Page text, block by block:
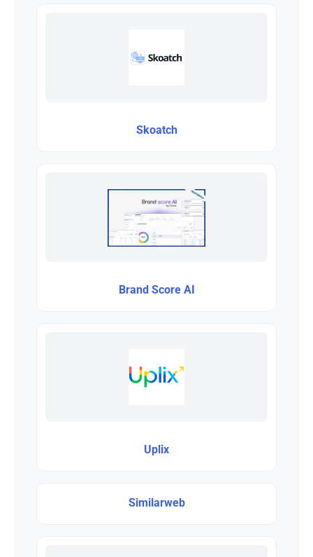
Skoatch
Brand Score AI
Uplix
Similarweb